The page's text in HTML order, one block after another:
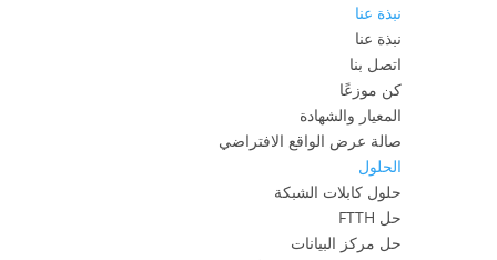
نبذة عنا
نبذة عنا
اتصل بنا
كن موزعًا
المعيار والشهادة
صالة عرض الواقع الافتراضي
الحلول
حلول كابلات الشبكة
حل FTTH
حل مركز البيانات